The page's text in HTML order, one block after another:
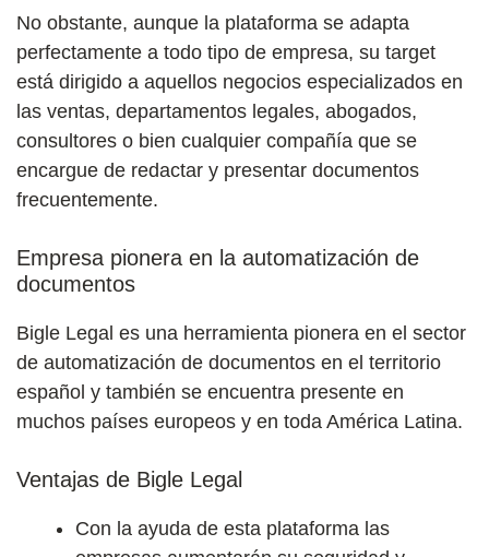
No obstante, aunque la plataforma se adapta
perfectamente a todo tipo de empresa, su target
está dirigido a aquellos negocios especializados en
las ventas, departamentos legales, abogados,
consultores o bien cualquier compañía que se
encargue de redactar y presentar documentos
frecuentemente.
Empresa pionera en la automatización de
documentos
Bigle Legal es una herramienta pionera en el sector
de automatización de documentos en el territorio
español y también se encuentra presente en
muchos países europeos y en toda América Latina.
Ventajas de Bigle Legal
Con la ayuda de esta plataforma las